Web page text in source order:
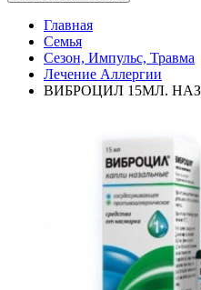
Главная
Семья
Сезон, Импульс, Травма
Лечение Аллергии
ВИБРОЦИЛ 15МЛ.